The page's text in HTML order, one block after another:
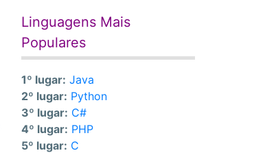
Linguagens Mais
Populares
1º lugar: Java
2º lugar: Python
3º lugar: C#
4º lugar: PHP
5º lugar: C